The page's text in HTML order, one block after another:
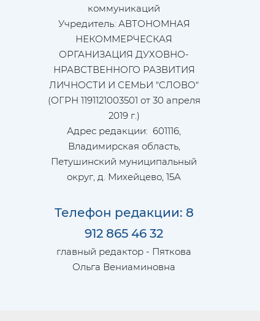
коммуникаций
Учредитель: АВТОНОМНАЯ
НЕКОММЕРЧЕСКАЯ
ОРГАНИЗАЦИЯ ДУХОВНО-
НРАВСТВЕННОГО РАЗВИТИЯ
ЛИЧНОСТИ И СЕМЬИ "СЛОВО"
(ОГРН 1191121003501 от 30 апреля
2019 г.)
Адрес редакции: 601116,
Владимирская область,
Петушинский муниципальный
округ, д. Михейцево, 15А
Телефон редакции: 8
912 865 46 32
главный редактор - Пяткова
Ольга Вениаминовна